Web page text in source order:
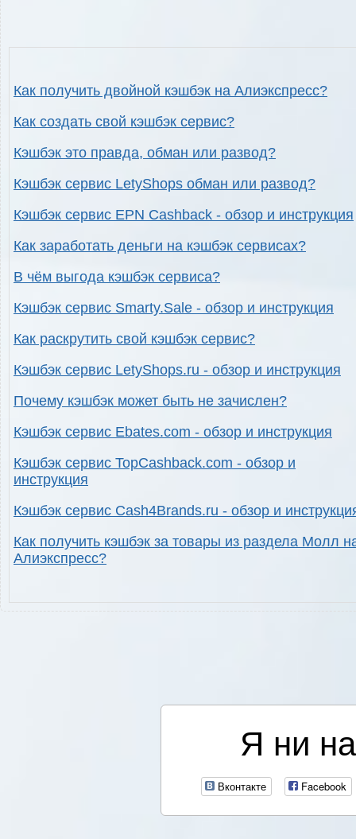
Как получить двойной кэшбэк на Алиэкспресс?
Как создать свой кэшбэк сервис?
Кэшбэк это правда, обман или развод?
Кэшбэк сервис LetyShops обман или развод?
Кэшбэк сервис EPN Cashback - обзор и инструкция
Как заработать деньги на кэшбэк сервисах?
В чём выгода кэшбэк сервиса?
Кэшбэк сервис Smarty.Sale - обзор и инструкция
Как раскрутить свой кэшбэк сервис?
Кэшбэк сервис LetyShops.ru - обзор и инструкция
Почему кэшбэк может быть не зачислен?
Кэшбэк сервис Ebates.com - обзор и инструкция
Кэшбэк сервис TopCashback.com - обзор и
инструкция
Кэшбэк сервис Cash4Brands.ru - обзор и
Как получить кэшбэк за товары из раздела Молл
Алиэкспресс?
Я ни
Вконтакте Facebook